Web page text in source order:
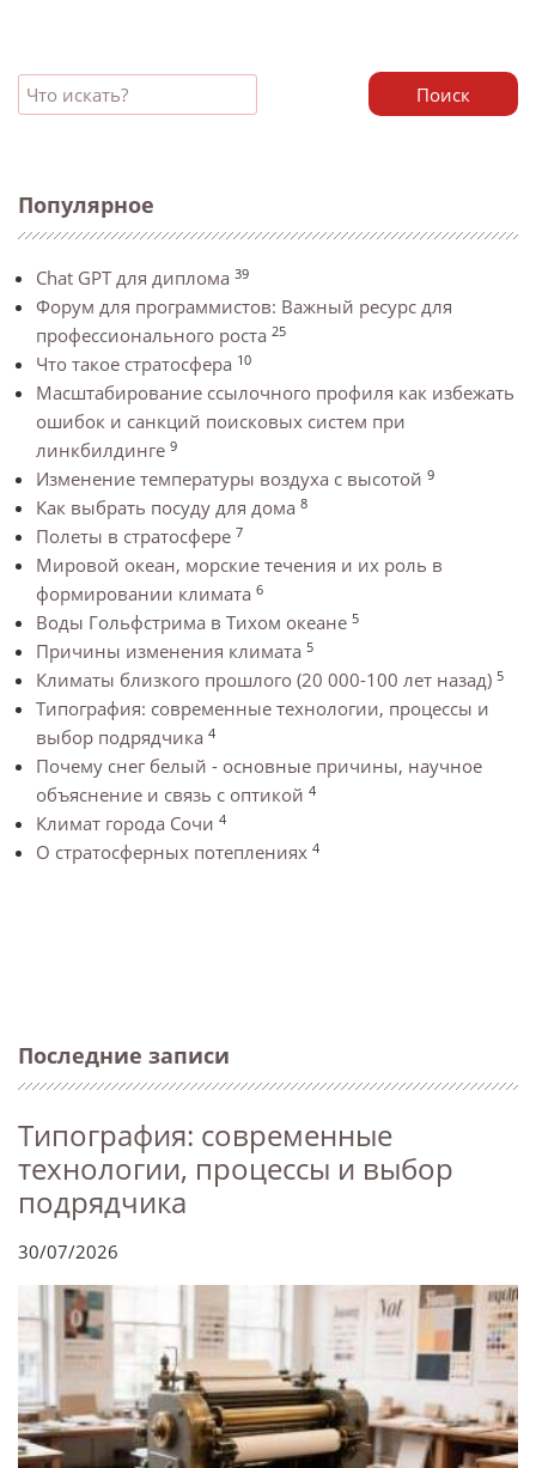
Поиск
Популярное
Chat GPT для диплома 39
Форум для программистов: Важный ресурс для
профессионального роста 25
Что такое стратосфера 10
Масштабирование ссылочного профиля как избежать
ошибок и санкций поисковых систем при
линкбилдинге 9
Изменение температуры воздуха с высотой 9
Как выбрать посуду для дома 8
Полеты в стратосфере 7
Мировой океан, морские течения и их роль в
формировании климата 6
Воды Гольфстрима в Тихом океане 5
Причины изменения климата 5
Климаты близкого прошлого (20 000-100 лет назад) 5
Типография: современные технологии, процессы и
выбор подрядчика 4
Почему снег белый - основные причины, научное
объяснение и связь с оптикой 4
Климат города Сочи 4
О стратосферных потеплениях 4
Последние записи
Типография: современные
технологии, процессы и выбор
подрядчика
30/07/2026